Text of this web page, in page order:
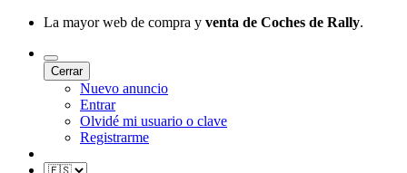
La mayor web de compra y venta de Coches de Rally.
Cerrar
Nuevo anuncio
Entrar
Olvidé mi usuario o clave
Registrarme